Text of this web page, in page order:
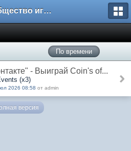
Сообщество игроков L2BesT.Org
По времени
- Выиграй Coin's of...
(x3)
2026 08:58 от admin
версия